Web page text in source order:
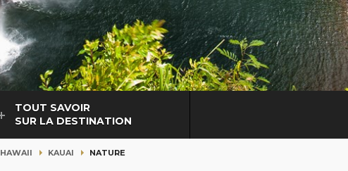
TOUT SAVOIR
SUR LA DESTINATION
HAWAII KAUAI NATURE